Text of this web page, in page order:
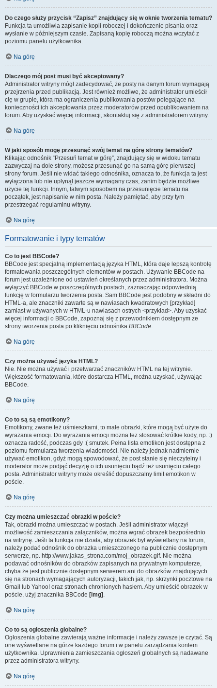
Do czego służy przycisk “Zapisz” znajdujący się w oknie tworzenia tematu?
Funkcja ta umożliwia zapisanie kopii roboczej i dokończenie pisania oraz
wysłanie w późniejszym czasie. Zapisaną kopię roboczą można wczytać z
poziomu panelu użytkownika.
Na górę
Dlaczego mój post musi być akceptowany?
Administrator witryny mógł zadecydować, że posty na danym forum wymagają
przejrzenia przed publikacją. Jest również możliwe, że administrator umieścił
cię w grupie, która ma ograniczenia publikowania postów polegające na
konieczności ich akceptowania przez moderatorów przed opublikowaniem na
forum. Aby uzyskać więcej informacji, skontaktuj się z administratorem witryny.
Na górę
W jaki sposób mogę przesunąć swój temat na górę strony tematów?
Klikając odnośnik “Przesuń temat w górę”, znajdujący się w widoku tematu
zazwyczaj na dole strony, możesz przesunąć go na samą górę pierwszej
strony forum. Jeśli nie widać takiego odnośnika, oznacza to, że funkcja ta jest
wyłączona lub nie upłynął jeszcze wymagany czas, zanim będzie możliwe
użycie tej funkcji. Innym, łatwym sposobem na przesunięcie tematu na
początek, jest napisanie w nim posta. Należy pamiętać, aby przy tym
przestrzegać regulaminu witryny.
Na górę
Formatowanie i typy tematów
Co to jest BBCode?
BBCode jest specjalną implementacją języka HTML, która daje lepszą kontrolę
formatowania poszczególnych elementów w postach. Używanie BBCode na
forum jest uzależnione od ustawień określanych przez administratora. Można
wyłączyć BBCode w poszczególnych postach, zaznaczając odpowiednią
funkcję w formularzu tworzenia posta. Sam BBCode jest podobny w składni do
HTML-a, ale znaczniki zawarte są w nawiasach kwadratowych [przykład]
zamiast w używanych w HTML-u nawiasach ostrych <przykład>. Aby uzyskać
więcej informacji o BBCode, zapoznaj się z przewodnikiem dostępnym ze
strony tworzenia posta po kliknięciu odnośnika BBCode.
Na górę
Czy można używać języka HTML?
Nie. Nie można używać i przetwarzać znaczników HTML na tej witrynie.
Większość formatowania, które dostarcza HTML, można uzyskać, używając
BBCode.
Na górę
Co to są są emotikony?
Emotikony, zwane też uśmieszkami, to małe obrazki, które mogą być użyte do
wyrażania emocji. Do wyrażania emocji można też stosować krótkie kody, np. :)
oznacza radość, podczas gdy :( smutek. Pełna lista emotikon jest dostępna z
poziomu formularza tworzenia wiadomości. Nie należy jednak nadmiernie
używać emotikon, gdyż mogą spowodować, że post stanie się nieczytelny i
moderator może podjąć decyzję o ich usunięciu bądź też usunięciu całego
posta. Administrator witryny może określić dopuszczalny limit emotikon w
poście.
Na górę
Czy można umieszczać obrazki w poście?
Tak, obrazki można umieszczać w postach. Jeśli administrator włączył
możliwość zamieszczania załączników, można wgrać obrazek bezpośrednio
na witrynę. Jeśli ta funkcja nie działa, aby obrazek był wyświetlany na forum,
należy podać odnośnik do obrazka umieszczonego na publicznie dostępnym
serwerze, np. http://www.jakas_strona.com/moj_obrazek.gif. Nie można
podawać odnośników do obrazków zapisanych na prywatnym komputerze,
chyba że jest publicznie dostępnym serwerem ani do obrazków znajdujących
się na stronach wymagających autoryzacji, takich jak, np. skrzynki pocztowe na
Gmail lub Yahoo! oraz stronach chronionych hasłem. Aby umieścić obrazek w
poście, użyj znacznika BBCode [img] .
Na górę
Co to są ogłoszenia globalne?
Ogłoszenia globalne zawierają ważne informacje i należy zawsze je czytać. Są
one wyświetlane na górze każdego forum i w panelu zarządzania kontem
użytkownika. Uprawnienia zamieszczania ogłoszeń globalnych są nadawane
przez administratora witryny.
Na górę